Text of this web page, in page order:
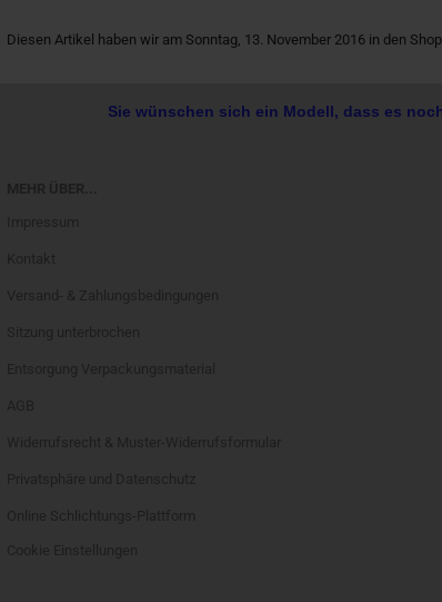
Diesen Artikel haben wir am Sonntag, 13. November 2016 in den
Sie wünschen sich ein Modell, dass es